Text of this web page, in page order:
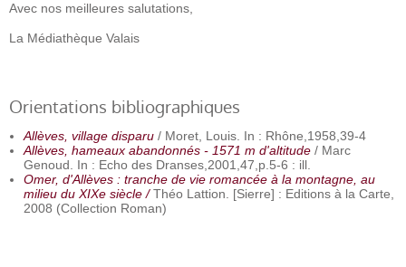
Avec nos meilleures salutations,
La Médiathèque Valais
Orientations bibliographiques
Allèves, village disparu / Moret, Louis. In : Rhône,1958,39-4
Allèves, hameaux abandonnés - 1571 m d'altitude / Marc
Genoud. In : Echo des Dranses,2001,47,p.5-6 : ill.
Omer, d'Allèves : tranche de vie romancée à la montagne, au
milieu du XIXe siècle /Théo Lattion. [Sierre] : Editions à la Carte,
2008 (Collection Roman)